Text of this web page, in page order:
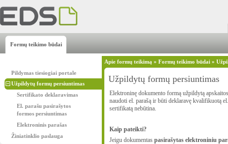
Formų teikimo būdai
Apie formų teikimą » Formų teikimo būdai »
Pildymas tiesiogiai portale
Užpildytų formų persiuntimas
Sertifikato deklaravimas
El. parašu pasirašytos
formos persiuntimas
Elektroninis parašas
Žiniatinklio paslauga
Užpildytų formų persiuntimas
Elektroninę dokumento formą užpildytą
naudoti el. parašą ir būti deklaravę kvalifikuotą
sertifikatą nebūtina.
Kaip pateikti?
Jeigu dokumentas pasirašytas elektroniniu